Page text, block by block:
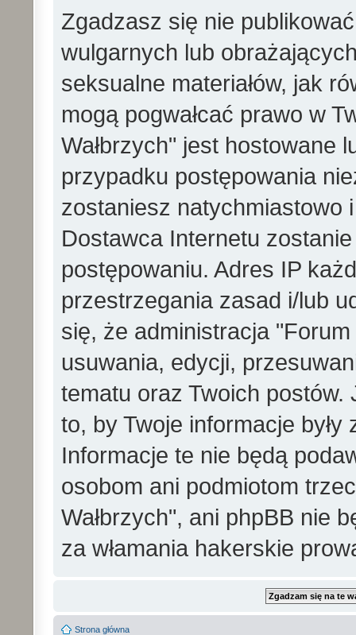
Zgadzasz się nie
wulgarnych lub
seksualne materiałów, jak
mogą pogwałcać prawo w
Wałbrzych" jest hostowane
przypadku postępowania
zostaniesz natychmiastowo
Dostawca Internetu
postępowaniu. Adres IP
przestrzegania zasad i/lub
się, że administracja
usuwania, edycji,
tematu oraz Twoich
to, by Twoje informacje
Informacje te nie będą
osobom ani podmiotom
Wałbrzych", ani phpBB nie
za włamania hakerskie
Strona główna